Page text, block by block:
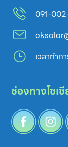
091-
}
เวลาทำ
ช่องทางโซเ